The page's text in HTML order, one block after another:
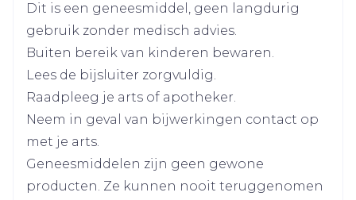
aan te houden (impotentie), dit kan
aanhouden nadat u gestopt bent met
Avodart,
Verminderde zin in seks (libidoverlies), dit kan
aanhouden nadat u gestopt bent met
Avodart,
Problemen met de ejaculatie, zoals een
afname van het spermavolume dat tijdens
seksuele betrekkingen wordt afgegeven, dit
kan aanhouden nadat u gestopt bent met
Avodart,
Vergroting en/of gevoeligheid van de
De capsules mogen met of zonder voedsel
ingenomen worden
Breedte 81 mm
Lengte
Diepte 30 mm
Hoeveelheid
Verpakking
30
Dit is een geneesmiddel, geen langdurig
gebruik zonder medisch advies.
Buiten bereik van kinderen bewaren.
Lees de bijsluiter zorgvuldig.
Raadpleeg je arts of apotheker.
Neem in geval van bijwerkingen contact op
met je arts.
Geneesmiddelen zijn geen gewone
producten. Ze kunnen nooit teruggenomen